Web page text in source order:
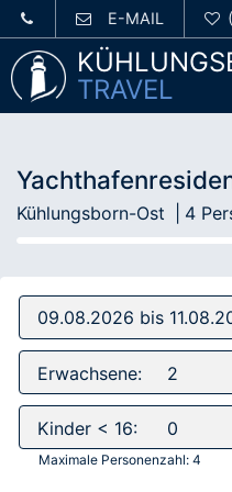
E-MAIL
TRAVEL
Kühlungsborn-Ost 4
Erwachsene:
Kinder < 16:
Maximale Personenzahl: 4